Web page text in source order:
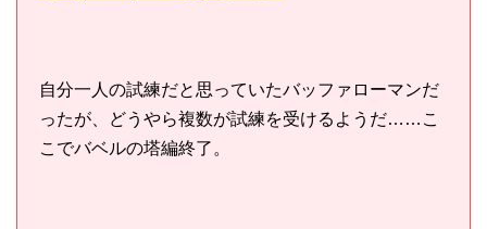
自分一人の試練だと思っていたバッファローマンだ
ったが、どうやら複数が試練を受けるようだ……こ
こでバベルの塔編終了。